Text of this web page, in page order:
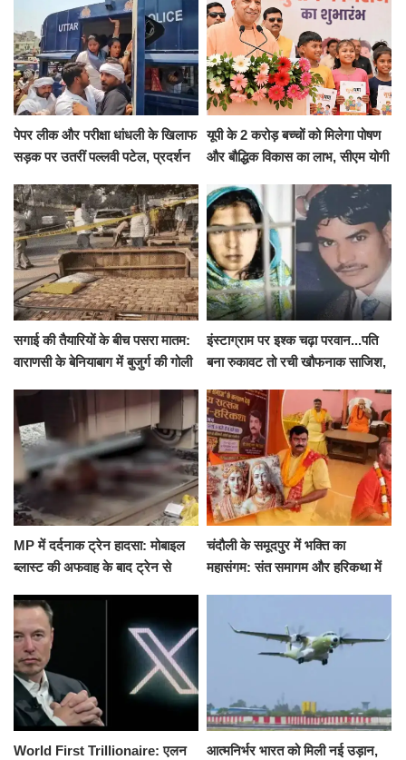
पेपर लीक और परीक्षा धांधली के खिलाफ
सड़क पर उतरीं पल्लवी पटेल, प्रदर्शन
यूपी के 2 करोड़ बच्चों को मिलेगा पोषण
और बौद्धिक विकास का लाभ, सीएम योगी
सगाई की तैयारियों के बीच पसरा मातम:
वाराणसी के बेनियाबाग में बुजुर्ग की गोली
इंस्टाग्राम पर इश्क चढ़ा परवान...पति
बना रुकावट तो रची खौफनाक साजिश,
के घाट
MP में दर्दनाक ट्रेन हादसा: मोबाइल
ब्लास्ट की अफवाह के बाद ट्रेन से
रौंदा, 4 की मौत
चंदौली के समूदपुर में भक्ति का
महासंगम: संत समागम और हरिकथा में
World First Trillionaire: एलन
आत्मनिर्भर भारत को मिली नई उड़ान,